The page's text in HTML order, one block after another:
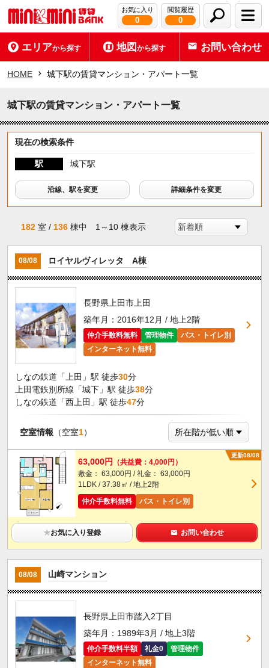
お気に入り
0
閲覧履歴
0
エリアから探す 地図から探す お問い合わせ
HOME 城下駅の賃貸マンション・アパート一覧
城下駅の賃貸マンション・アパート一覧
現在の検索条件
駅 城下駅
沿線、駅を変更 詳細条件を変更
182 室 / 136 棟中 1～10 棟表示
08/08 ロイヤルヴィレッタ A棟
長野県上田市上田
築年月：2016年12月 / 地上2階
仲介手数料無料 管理物件
バス・トイレ別
インターネット無料
しなの鉄道「上田」駅 徒歩30分
上田電鉄別所線「城下」駅 徒歩38分
しなの鉄道「西上田」駅 徒歩47分
空室情報 （空室1）
更新08/08
63,000円
（共益費：4,000円）
敷金： 63,000円 / 礼金： 63,000円
1LDK / 37.38㎡ / 地上2階
仲介手数料無料
バス・トイレ別
★お気に入り登録 お問い合わせ
08/08 山崎マンション
長野県上田市踏入2丁目
築年月：1989年3月 / 地上3階
仲介手数料半額 礼金0
管理物件
インターネット無料